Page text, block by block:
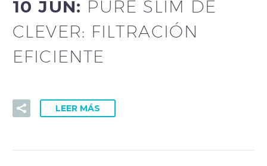
10 JUN: PURE SLIM DE
CLEVER: FILTRACIÓN
EFICIENTE
LEER MÁS